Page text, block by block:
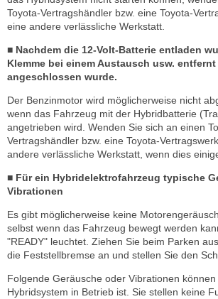
Toyota-Vertragshändler bzw. eine Toyota-
eine andere verlässliche Werkstatt.
■ Nachdem die 12-Volt-Batterie entladen
Klemme bei einem Austausch usw.
angeschlossen wurde.
Der Benzinmotor wird möglicherweise nicht
wenn das Fahrzeug mit der Hybridbatterie
angetrieben wird. Wenden Sie sich an einen
Vertragshändler bzw. eine Toyota-
andere verlässliche Werkstatt, wenn dies
■ Für ein Hybridelektrofahrzeug typische
Vibrationen
Es gibt möglicherweise keine
selbst wenn das Fahrzeug bewegt werden
"READY" leuchtet. Ziehen Sie beim Parken
die Feststellbremse an und stellen Sie den
Folgende Geräusche oder Vibrationen
Hybridsystem in Betrieb ist. Sie stellen keine